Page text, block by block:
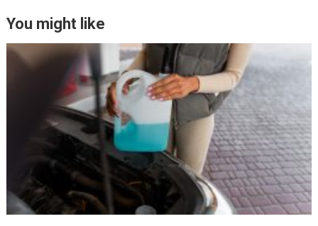
You might like